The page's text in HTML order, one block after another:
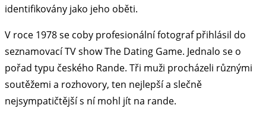
identifikovány jako jeho oběti.
V roce 1978 se coby profesionální fotograf přihlásil do
seznamovací TV show The Dating Game. Jednalo se o
pořad typu českého Rande. Tři muži procházeli různými
soutěžemi a rozhovory, ten nejlepší a slečně
nejsympatičtější s ní mohl jít na rande.